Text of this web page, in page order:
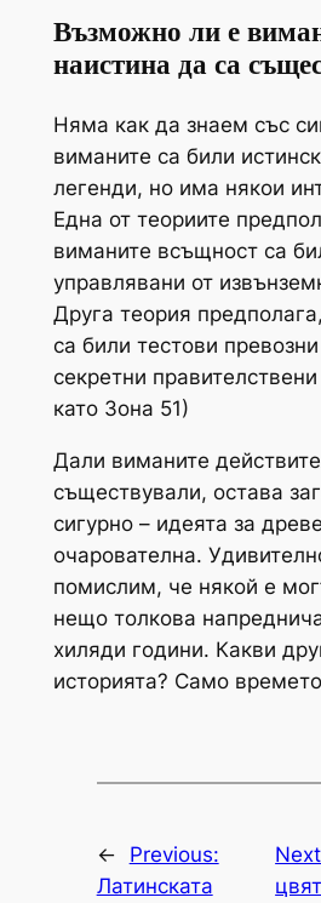
Възможно ли е
наистина да са
Няма как да знаем със
виманите са били
легенди, но има някои
Една от теориите
виманите всъщност са
управлявани от
Друга теория
са били тестови
секретни
като Зона 51)
Дали виманите
съществували, остава
сигурно – идеята за
очарователна.
помислим, че някой е
нещо толкова
хиляди години. Какви
историята? Само
←
Previous:
Латинската